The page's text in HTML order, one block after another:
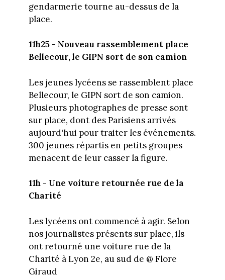
gendarmerie tourne au-dessus de la
place.
11h25 - Nouveau rassemblement place
Bellecour, le GIPN sort de son camion
Les jeunes lycéens se rassemblent place
Bellecour, le GIPN sort de son camion.
Plusieurs photographes de presse sont
sur place, dont des Parisiens arrivés
aujourd'hui pour traiter les événements.
300 jeunes répartis en petits groupes
menacent de leur casser la figure.
11h - Une voiture retournée rue de la
Charité
Les lycéens ont commencé à agir. Selon
nos journalistes présents sur place, ils
ont retourné une voiture rue de la
Charité à Lyon 2e, au sud de @ Flore
Giraud